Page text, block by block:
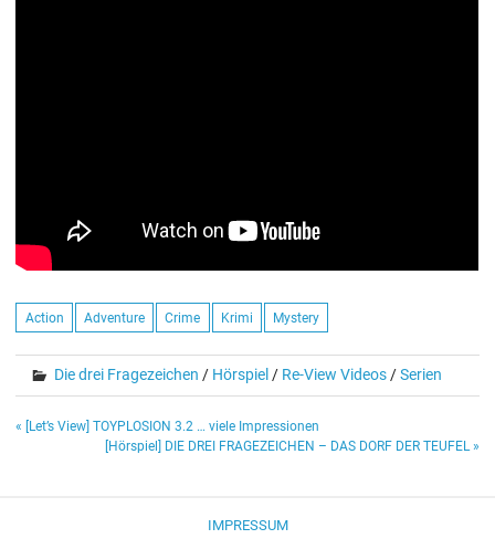
Action Adventure Crime Krimi Mystery
Die drei Fragezeichen / Hörspiel / Re-View Videos/Serien
Beitragsnavigation
« [Let’s View] TOYPLOSION 3.2 … viele Impressionen
[Hörspiel] DIE DREI FRAGEZEICHEN – DAS DORF DER TEUFEL »
IMPRESSUM